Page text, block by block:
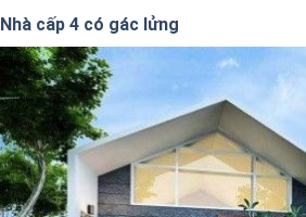
Nhà cấp 4 có gác lửng